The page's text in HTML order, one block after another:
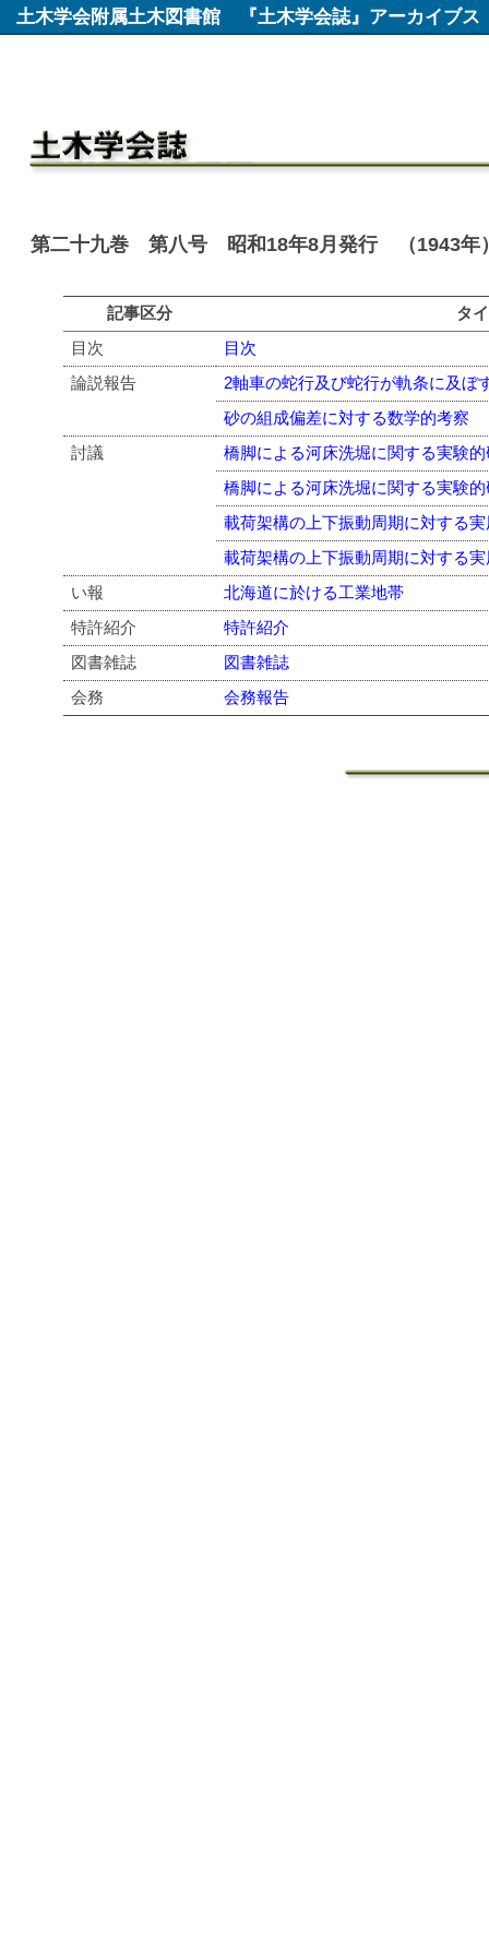
土木学会附属土木図書館 『土木学会誌』アーカイブス
第二十九巻 第八号 昭和18年8月発行 （1943年
記事区分
タ
目次
目次
論説報告
2軸車の蛇行及び蛇行が軌条に及ぼ
砂の組成偏差に対する数学的考察
討議
橋脚による河床洗堀に関する実験
橋脚による河床洗堀に関する実験
載荷架構の上下振動周期に対する
載荷架構の上下振動周期に対する
い報
北海道に於ける工業地帯
特許紹介
特許紹介
図書雑誌
図書雑誌
会務
会務報告